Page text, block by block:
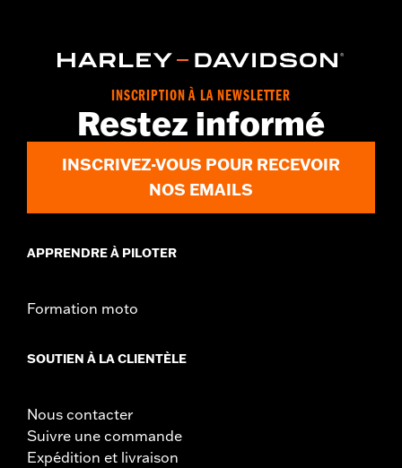
Instructions d’installation
18.2 Inches
Vendu à l'unité:Chaque
Dans la boîte:Montant, médaillon Bar & Shield et instructions
d'installation
INSCRIPTION À LA NEWSLETTER
Restez informé
INSCRIVEZ-VOUS POUR RECEVOIR
NOS EMAILS
APPRENDRE À PILOTER
Formation moto
SOUTIEN À LA CLIENTÈLE
Nous contacter
Suivre une commande
Expédition et livraison